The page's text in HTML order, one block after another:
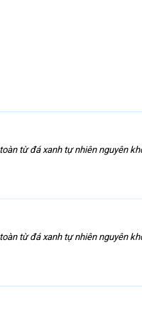
từ đá xanh tự nhiên nguyên
từ đá xanh tự nhiên nguyên